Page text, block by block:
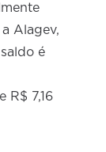
Alagev,
é
R$ 7,16